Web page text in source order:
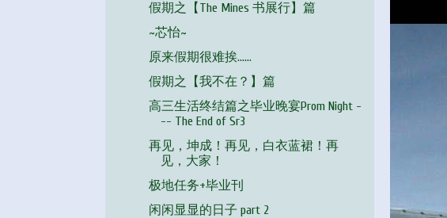
假期之【The Mines 书展行】篇
~芯怡~
原来假期很难挨......
假期之【我不在？】篇
高三生活终结篇之毕业晚宴Prom Night -
-- The End of Sr3
再见，坤成！再见，白衣蓝裙！再
见，大家！
极地任务+毕业刊
闲闲显显的日子 part 2